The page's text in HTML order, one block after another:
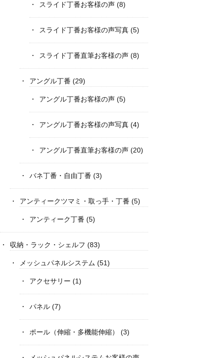
スライド丁番お客様の声(8)
スライド丁番お客様の声写真(5)
スライド丁番直筆お客様の声(8)
アングル丁番 (29)
アングル丁番お客様の声(5)
アングル丁番お客様の声写真(4)
アングル丁番直筆お客様の声(20)
バネ丁番・自由丁番 (3)
アンティークツマミ・取っ手・丁番 (5)
アンティーク丁番 (5)
収納・ラック・シェルフ (83)
メッシュパネルシステム (51)
アクセサリー (1)
パネル(7)
ポール（伸縮・多機能伸縮） (3)